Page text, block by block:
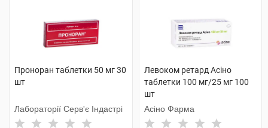
Проноран таблетки 50 мг 30
шт
Лабораторії Серв'є Індастрі
Левоком ретард Асіно
таблетки 100 мг/25 мг 100
шт
Асіно Фарма